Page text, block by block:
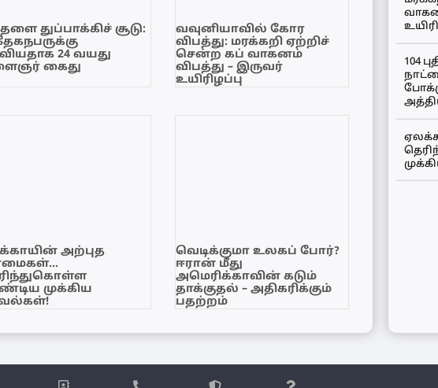
துப்பாக்கிச் சூடு:
24 வயது
கைது
வவுனியாவில் கோர
விபத்து: மரக்கறி ஏற்றிச்
சென்ற கப் வாகனம்
விபத்து – இருவர்
உயிரிழப்பு
அற்புத
முக்கிய
வெடிக்குமா உலகப் போர்?
ஈரான் மீது
அமெரிக்காவின் கடும்
தாக்குதல் – அதிகரிக்கும்
பதற்றம்
104